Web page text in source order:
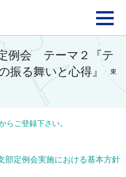
FAJ：特定非営利活動
例会 テーマ２『テ
振る舞いと心得』
東
らご登録下さい。
部定例会実施における基本方針